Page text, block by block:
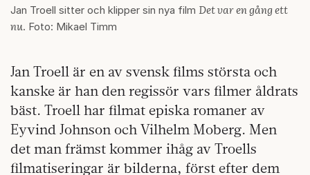
Jan Troell sitter och klipper sin nya film Det var en gång ett
nu. Foto: Mikael Timm
Jan Troell är en av svensk films största och
kanske är han den regissör vars filmer åldrats
bäst. Troell har filmat episka romaner av
Eyvind Johnson och Vilhelm Moberg. Men
det man främst kommer ihåg av Troells
filmatiseringar är bilderna, först efter dem